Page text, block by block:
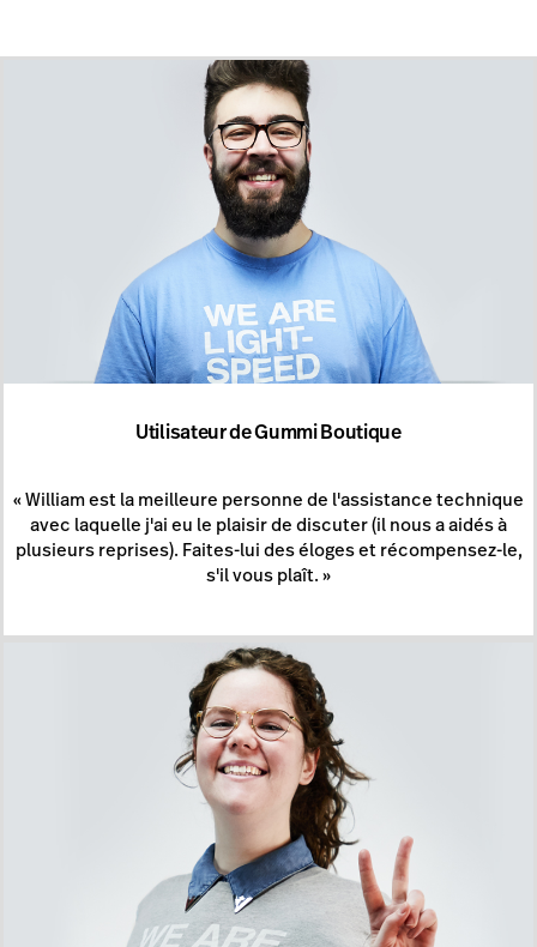
Utilisateur de Gummi Boutique
« William est la meilleure personne de l'assistance technique
avec laquelle j'ai eu le plaisir de discuter (il nous a aidés à
plusieurs reprises). Faites-lui des éloges et récompensez-le,
s'il vous plaît. »